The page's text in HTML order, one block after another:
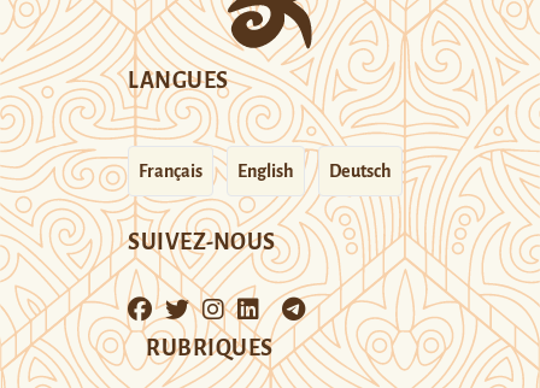
LANGUES
Français English Deutsch
SUIVEZ-NOUS
RUBRIQUES